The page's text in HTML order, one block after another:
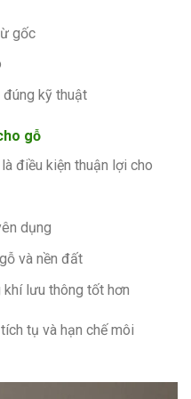
gốc
đúng kỹ thuật
gỗ
điều kiện thuận lợi cho
dụng
và nền đất
lưu thông tốt hơn
tụ và hạn chế môi